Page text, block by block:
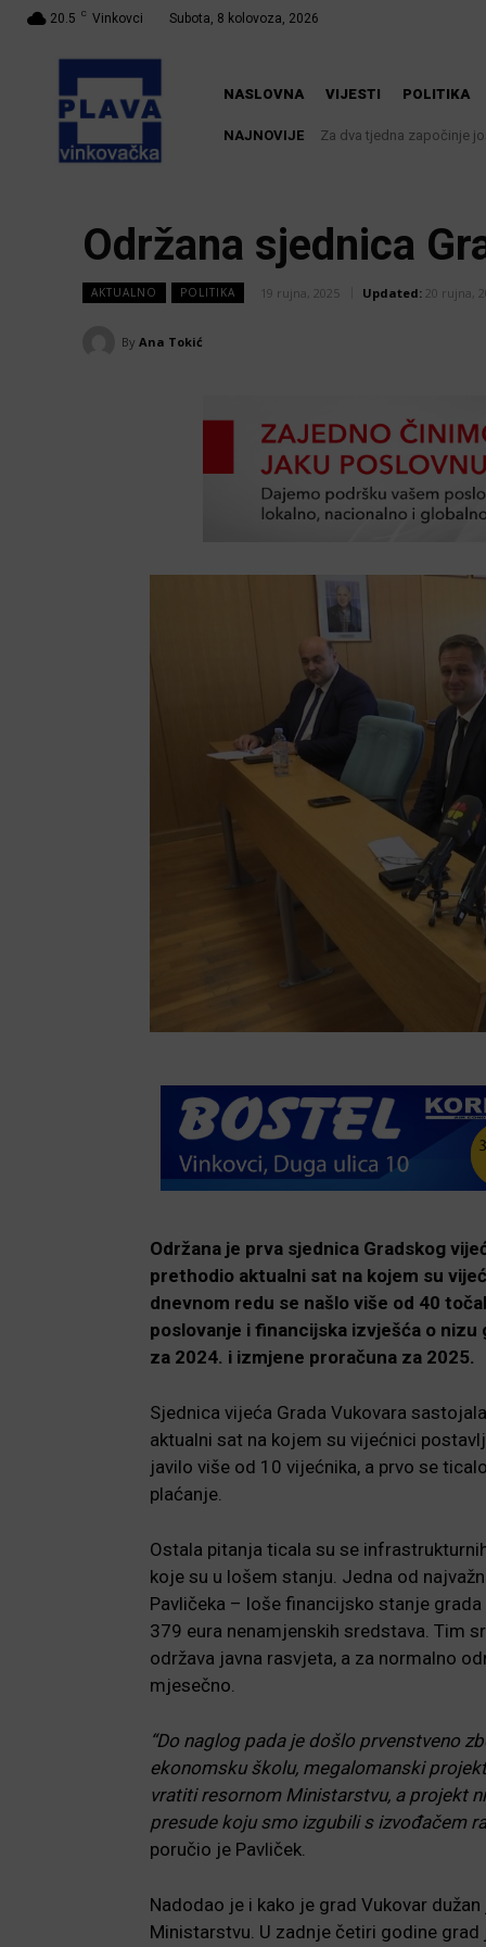
20.5 C Vinkovci Subota, 8 kolovoza, 2026
NASLOVNA VIJESTI POLITIKA
NAJNOVIJEZa dva tjedna započinje još
U Županji održana
Održana sjednica
AKTUALNO POLITIKA 19 rujna, 2025 Updated: 20 rujna,
By Ana Tokić
Održana je prva sjednica Gradskog
prethodio aktualni sat na kojem su
dnevnom redu se našlo više od 40
poslovanje i financijska izvješća o
za 2024. i izmjene proračuna za 2025.
Sjednica vijeća Grada Vukovara
aktualni sat na kojem su vijećnici
javilo više od 10 vijećnika, a prvo se
plaćanje.
Ostala pitanja ticala su se
koje su u lošem stanju. Jedna od
Pavličeka – loše financijsko stanje
379 eura nenamjenskih sredstava. Tim
održava javna rasvjeta, a za normalno
mjesečno.
“Do naglog pada je došlo prvenstveno
ekonomsku školu, megalomanski
vratiti resornom Ministarstvu, a projekt
presude koju smo izgubili s izvođačem
poručio je Pavliček.
Nadodao je i kako je grad Vukovar
Ministarstvu. U zadnje četiri godine